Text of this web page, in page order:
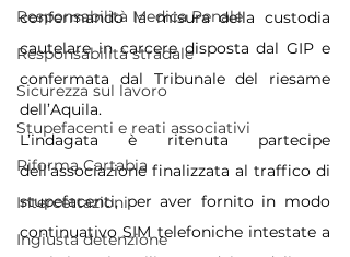
Responsabilità Medica Penale
Responsabilità stradale
Sicurezza sul lavoro
Stupefacenti e reati associativi
Riforma Cartabia
Intercettazioni
Ingiusta detenzione
confermando la misura della custodia
cautelare in carcere disposta dal GIP e
confermata dal Tribunale del riesame
dell’Aquila.
L’indagata è ritenuta partecipe
dell’associazione finalizzata al traffico di
stupefacenti, per aver fornito in modo
continuativo SIM telefoniche intestate a